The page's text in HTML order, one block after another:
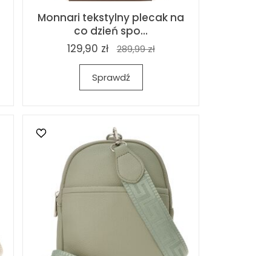
Monnari tekstylny plecak na
co dzień spo...
129,90 zł
289,99 zł
Sprawdź